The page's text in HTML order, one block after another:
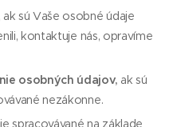
, ak sú Vaše osobné údaje
kontaktuje nás, opravíme
osobných údajov, ak sú
nezákonne.
spracovávané na základe